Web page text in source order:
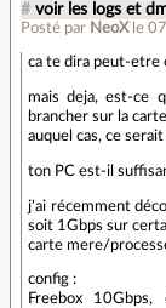
# voir les logs et
Posté par NeoX le
ca te dira peut-etre
mais deja, est-ce
brancher sur la
auquel cas, ce
ton PC est-il
j'ai récemment
soit 1Gbps sur
carte mere/
config :
Freebox